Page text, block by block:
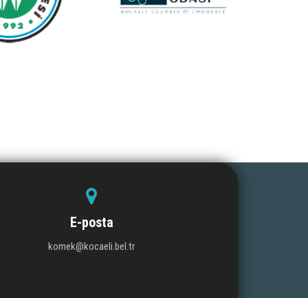
E-posta
komek@kocaeli.bel.tr